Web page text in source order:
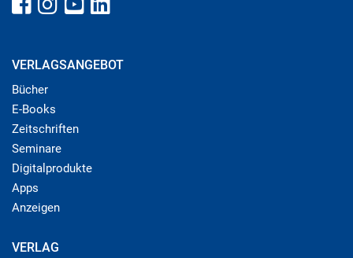
VERLAGSANGEBOT
Bücher
E-Books
Zeitschriften
Seminare
Digitalprodukte
Apps
Anzeigen
VERLAG